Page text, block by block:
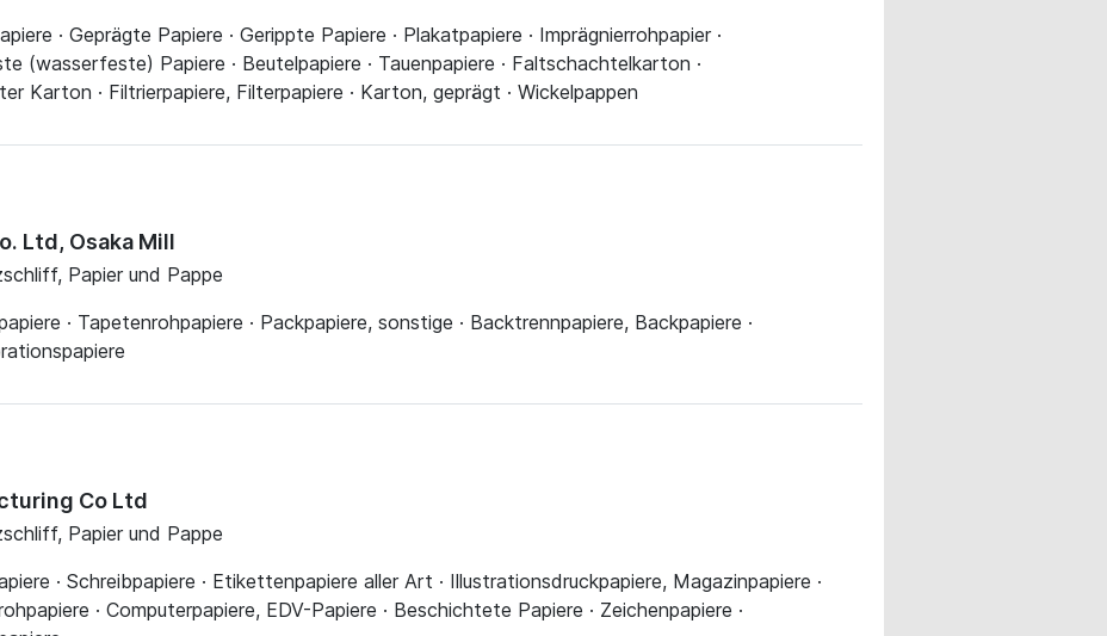
· Geprägte Papiere · Gerippte Papiere · Plakatpapiere · Imprägnierrohpapier ·
(wasserfeste) Papiere · Beutelpapiere · Tauenpapiere · Faltschachtelkarton ·
Karton · Filtrierpapiere, Filterpapiere · Karton, geprägt · Wickelpappen
Ltd, Osaka Mill
Papier und Pappe
· Tapetenrohpapiere · Packpapiere, sonstige · Backtrennpapiere, Backpapiere ·
Co Ltd
Papier und Pappe
· Schreibpapiere · Etikettenpapiere aller Art · Illustrationsdruckpapiere, Magazinpapiere ·
· Computerpapiere, EDV-Papiere · Beschichtete Papiere · Zeichenpapiere ·